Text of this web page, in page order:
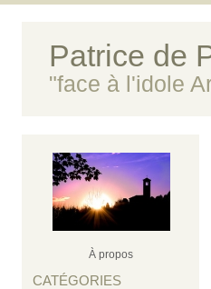
Patrice de
"face à l'idole
À propos
CATÉGORIES